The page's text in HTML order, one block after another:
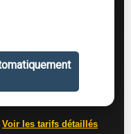
Voir les tarifs détaillés